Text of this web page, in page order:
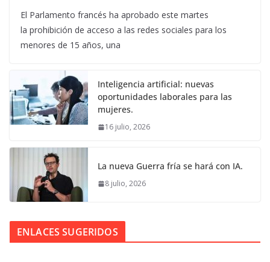
El Parlamento francés ha aprobado este martes
la prohibición de acceso a las redes sociales para los
menores de 15 años, una
Inteligencia artificial: nuevas
oportunidades laborales para las
mujeres.
16 julio, 2026
La nueva Guerra fría se hará con IA.
8 julio, 2026
ENLACES SUGERIDOS